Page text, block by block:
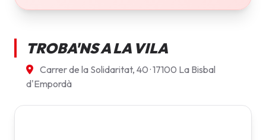
TROBA'NS A LA VILA
Carrer de la Solidaritat, 40 · 17100 La Bisbal
d'Empordà